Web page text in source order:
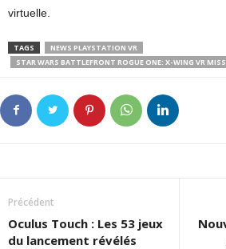
virtuelle.
TAGS
NEWS PLAYSTATION VR
STAR WARS BATTLEFRONT ROGUE ONE: X-WING VR
Précédent
Oculus Touch : Les 53 jeux
du lancement révélés